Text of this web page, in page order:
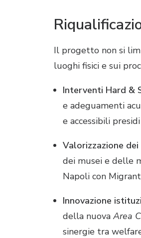
Il progetto non si
luoghi fisici e sui
Interventi Hard &
e adeguamenti
e accessibili
Valorizzazione
dei musei e delle
Napoli con
Innovazione
della nuova Area
sinergie tra